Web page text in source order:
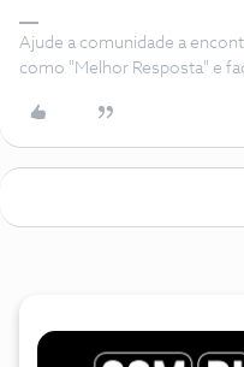
Ajude a comunidade a
como "Melhor Resposta" e